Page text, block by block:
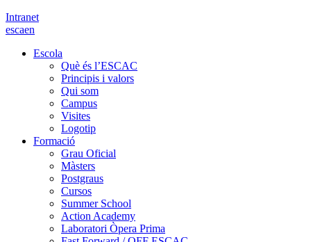
Intranet
escaen
Escola
Què és l’ESCAC
Principis i valors
Qui som
Campus
Visites
Logotip
Formació
Grau Oficial
Màsters
Postgraus
Cursos
Summer School
Action Academy
Laboratori Òpera Prima